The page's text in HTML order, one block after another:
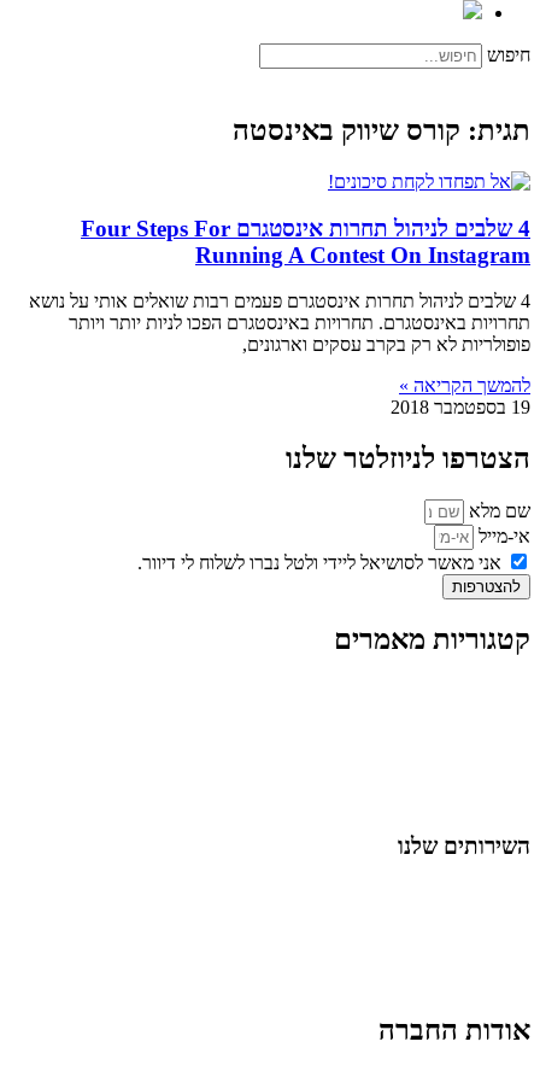
חיפוש
תגית: קורס שיווק באינסטה
4 שלבים לניהול תחרות אינסטגרם Four Steps For
Running A Contest On Instagram
4 שלבים לניהול תחרות אינסטגרם פעמים רבות שואלים אותי על נושא
תחרויות באינסטגרם. תחרויות באינסטגרם הפכו לניות יותר ויותר
פופולריות לא רק בקרב עסקים וארגונים,
להמשך הקריאה »
19 בספטמבר 2018
הצטרפו לניוזלטר שלנו
שם מלא
אי-מייל
אני מאשר לסושיאל ליידי ולטל נברו לשלוח לי דיוור.
להצטרפות
קטגוריות מאמרים
השירותים שלנו
אודות החברה